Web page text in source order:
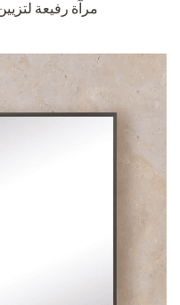
مرآة رفيعة